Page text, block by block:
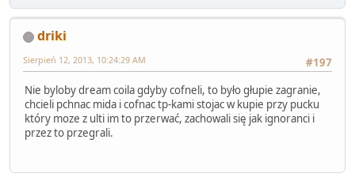
driki
#197
Sierpień 12, 2013, 10:24:29 AM
Nie byloby dream coila gdyby cofneli, to było głupie zagranie,
chcieli pchnac mida i cofnac tp-kami stojac w kupie przy pucku
który moze z ulti im to przerwać, zachowali się jak ignoranci i
przez to przegrali.